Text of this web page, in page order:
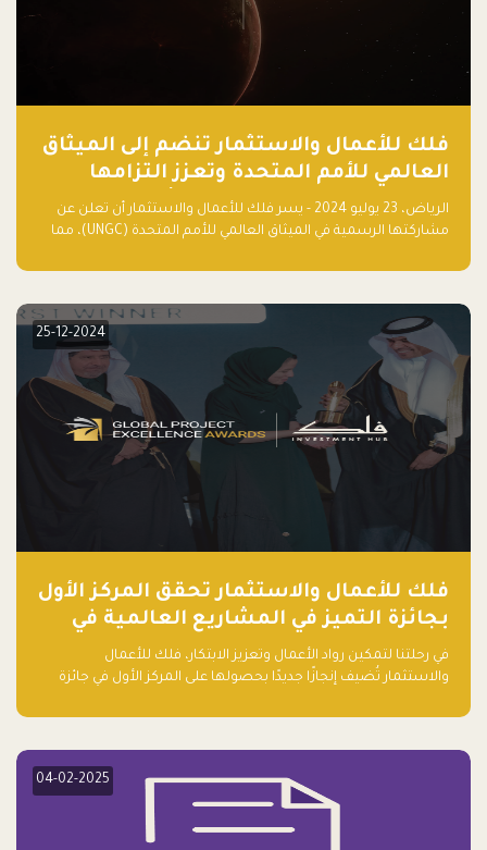
فلك للأعمال والاستثمار تنضم إلى الميثاق
العالمي للأمم المتحدة وتعزز التزامها
بالاستدامة مع مسرعة فلاقشِب: تقنيات
المناخ
الرياض، 23 يوليو 2024 - يسر فلك للأعمال والاستثمار أن تعلن عن
مشاركتها الرسمية في الميثاق العالمي للأمم المتحدة (UNGC)، مما
25-12-2024
فلك للأعمال والاستثمار تحقق المركز الأول
بجائزة التميز في المشاريع العالمية في
ريادة الأعمال الصاعدة لعام ٢٠٢٤
في رحلتنا لتمكين رواد الأعمال وتعزيز الابتكار، فلك للأعمال
والاستثمار تُضيف إنجازًا جديدًا بحصولها على المركز الأول في جائزة
04-02-2025